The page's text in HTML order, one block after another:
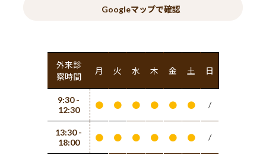
Googleマップで確認
外来診
察時間
月 火 水 木 金 土 日
9:30 -
12:30
● ● ● ● ● ● /
13:30 -
18:00
● ● ● ● ● ● /